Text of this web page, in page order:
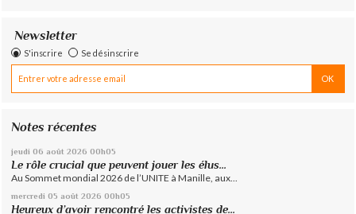
Newsletter
S'inscrire Se désinscrire
Notes récentes
jeudi 06 août 2026 00h05
Le rôle crucial que peuvent jouer les élus...
Au Sommet mondial 2026 de l’UNITE à Manille, aux...
mercredi 05 août 2026 00h05
Heureux d’avoir rencontré les activistes de...